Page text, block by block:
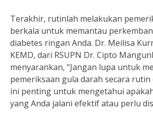
Terakhir, rutinlah melakukan
berkala untuk memantau
diabetes ringan Anda. Dr. Meilisa
KEMD, dari RSUPN Dr. Cipto
menyarankan, “Jangan lupa untuk
pemeriksaan gula darah secara rutin
ini penting untuk mengetahui
yang Anda jalani efektif atau perlu